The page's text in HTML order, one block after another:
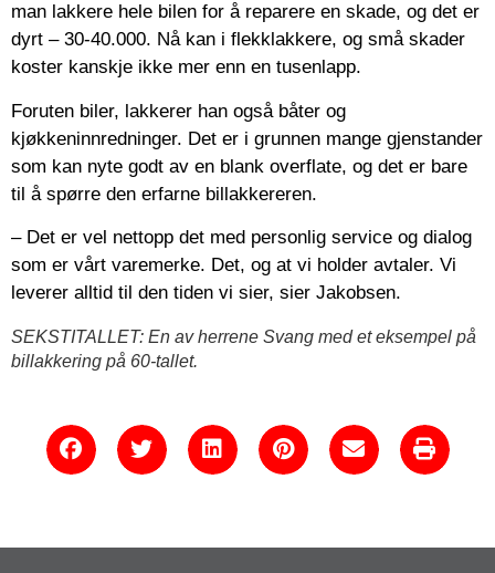
man lakkere hele bilen for å reparere en skade, og det er
dyrt – 30-40.000. Nå kan i flekklakkere, og små skader
koster kanskje ikke mer enn en tusenlapp.
Foruten biler, lakkerer han også båter og
kjøkkeninnredninger. Det er i grunnen mange gjenstander
som kan nyte godt av en blank overflate, og det er bare
til å spørre den erfarne billakkereren.
– Det er vel nettopp det med personlig service og dialog
som er vårt varemerke. Det, og at vi holder avtaler. Vi
leverer alltid til den tiden vi sier, sier Jakobsen.
SEKSTITALLET: En av herrene Svang med et eksempel på
billakkering på 60-tallet.